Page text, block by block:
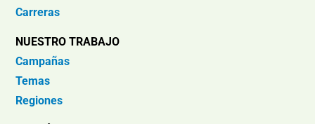
Carreras
NUESTRO TRABAJO
Campañas
Temas
Regiones